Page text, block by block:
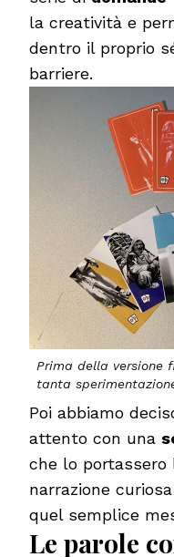
la creatività e
dentro il proprio
barriere.
Prima della versione
tanta
Poi abbiamo
attento con una
che lo
narrazione
quel semplice
Le parole